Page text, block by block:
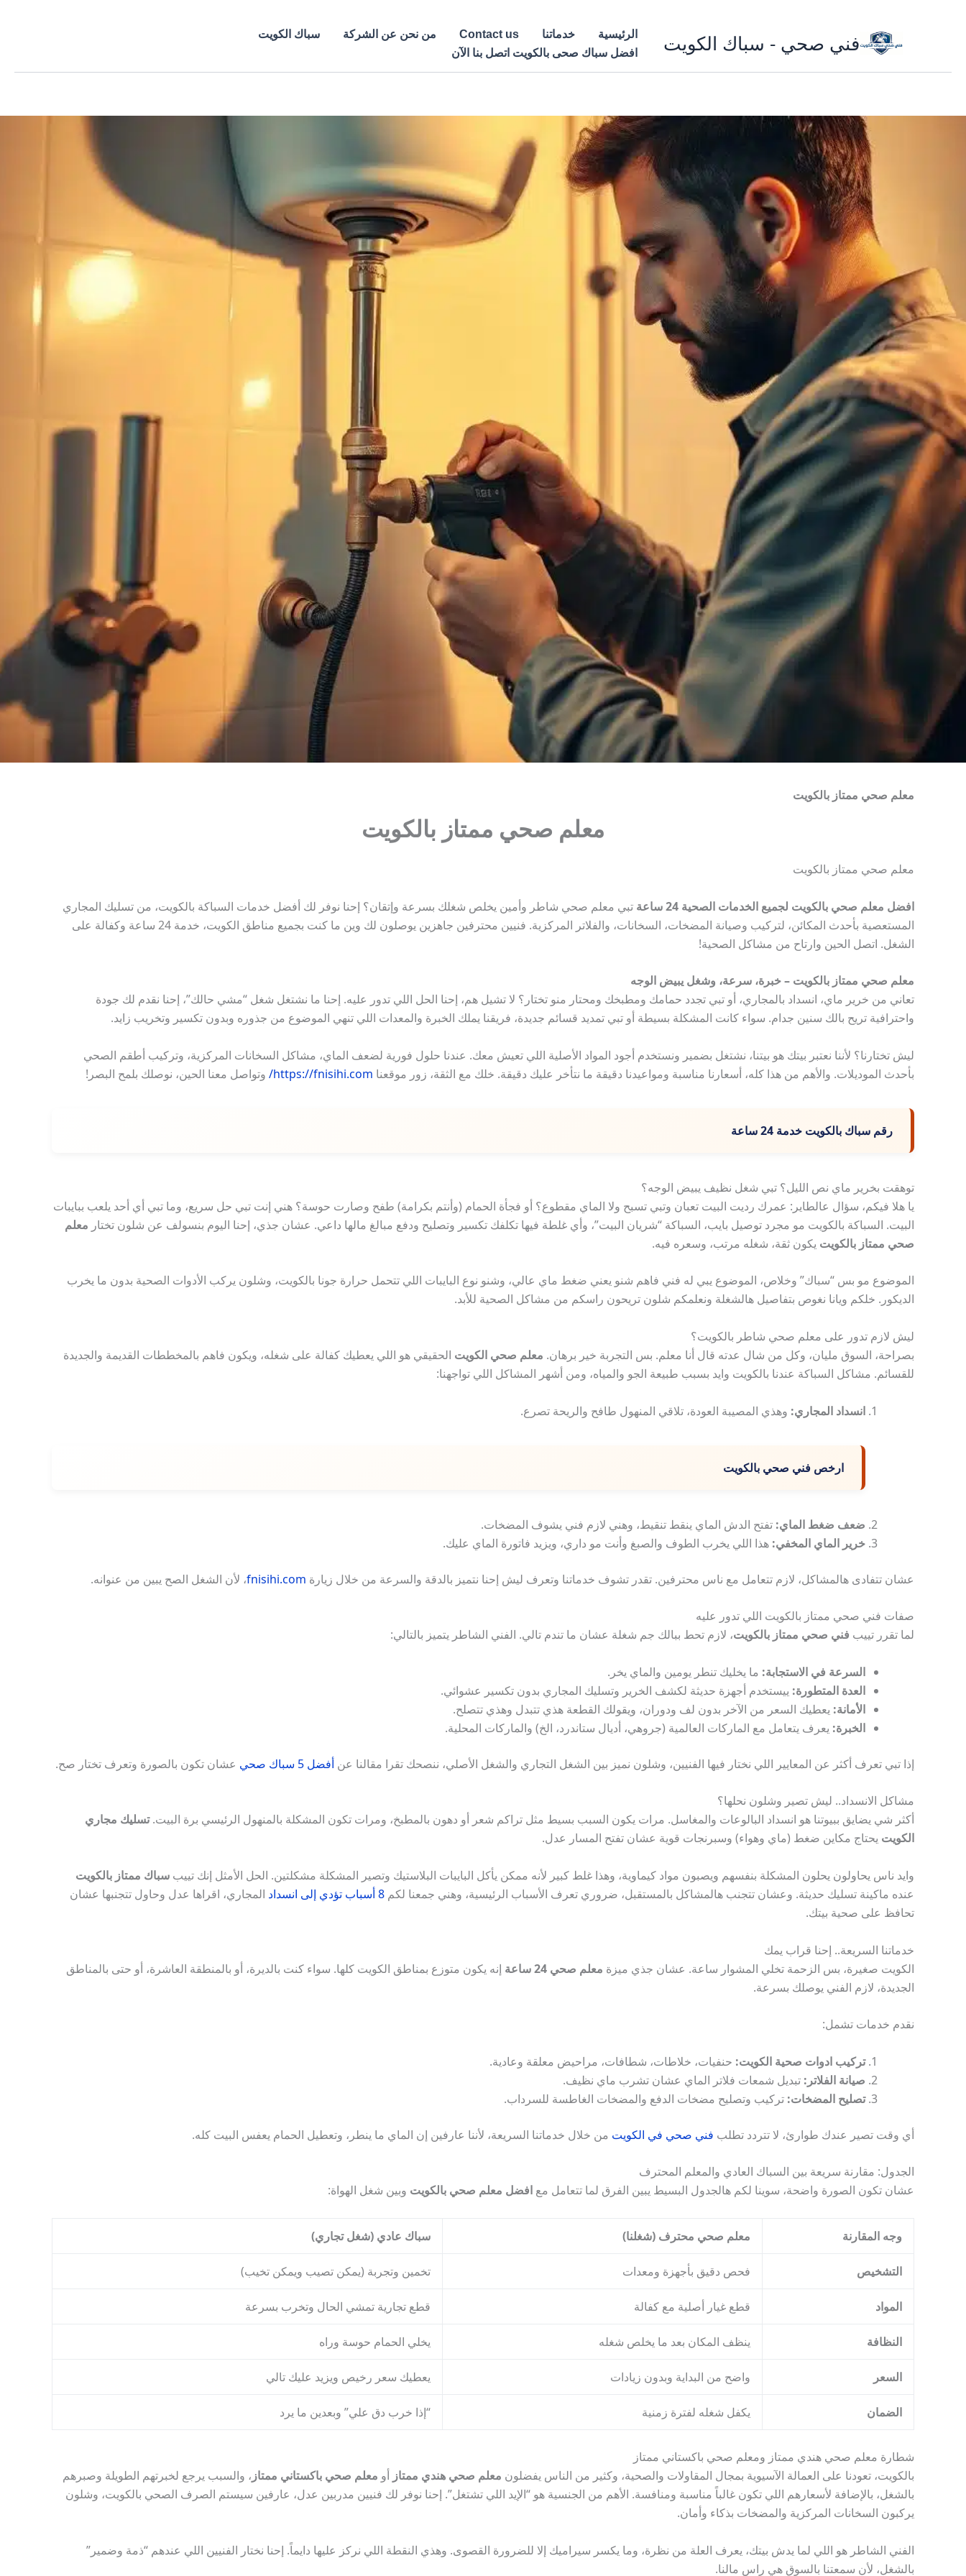
فني صحي - سباك الكويت الرئيسية خدماتنا Contact us من نحن عن الشركة
سباك الكويت
افضل سباك صحى بالكويت اتصل بنا الآن
معلم صحي ممتاز بالكويت
معلم صحي ممتاز بالكويت
معلم صحي ممتاز بالكويت
افضل معلم صحي بالكويت لجميع الخدمات الصحية 24 ساعة
تبي معلم صحي شاطر وأمين يخلص شغلك بسرعة وإتقان؟ إحنا نوفر لك أفضل خدمات السباكة بالكويت، من تسليك المجاري
المستعصية بأحدث المكائن، لتركيب وصيانة المضخات، السخانات، والفلاتر المركزية. فنيين محترفين جاهزين يوصلون لك وين ما كنت بجميع مناطق الكويت، خدمة 24 ساعة وكفالة على
الشغل. اتصل الحين وارتاح من مشاكل الصحية!
معلم صحي ممتاز بالكويت – خبرة، سرعة، وشغل يبيض الوجه
تعاني من خرير ماي، انسداد بالمجاري، أو تبي تجدد حمامك ومطبخك ومحتار منو تختار؟ لا تشيل هم، إحنا الحل اللي تدور عليه. إحنا ما نشتغل شغل “مشي حالك”، إحنا نقدم لك جودة
واحترافية تريح بالك سنين جدام. سواء كانت المشكلة بسيطة أو تبي تمديد قسائم جديدة، فريقنا يملك الخبرة والمعدات اللي تنهي الموضوع من جذوره وبدون تكسير وتخريب زايد.
ليش تختارنا؟ لأننا نعتبر بيتك هو بيتنا، نشتغل بضمير ونستخدم أجود المواد الأصلية اللي تعيش معك. عندنا حلول فورية لضعف الماي، مشاكل السخانات المركزية، وتركيب أطقم الصحي
بأحدث الموديلات. والأهم من هذا كله، أسعارنا مناسبة ومواعيدنا دقيقة ما نتأخر عليك دقيقة. خلك مع الثقة، زور موقعنا https://fnisihi.com/ وتواصل معنا الحين، نوصلك بلمح البصر!
رقم سباك بالكويت خدمة 24 ساعة
توهقت بخرير ماي نص الليل؟ تبي شغل نظيف يبيض الوجه؟
يا هلا فيكم، سؤال عالطاير: عمرك رديت البيت تعبان وتبي تسبح ولا الماي مقطوع؟ أو فجأة الحمام (وأنتم بكرامة) طفح وصارت حوسة؟ هني إنت تبي حل سريع، وما تبي أي أحد يلعب ببايبات
البيت. السباكة بالكويت مو مجرد توصيل بايب، السباكة “شريان البيت”، وأي غلطة فيها تكلفك تكسير وتصليح ودفع مبالغ مالها داعي. عشان جذي، إحنا اليوم بنسولف عن شلون تختار معلم
صحي ممتاز بالكويت يكون ثقة، شغله مرتب، وسعره فيه.
الموضوع مو بس “سباك” وخلاص، الموضوع يبي له فني فاهم شنو يعني ضغط ماي عالي، وشنو نوع البايبات اللي تتحمل حرارة جونا بالكويت، وشلون يركب الأدوات الصحية بدون ما يخرب
الديكور. خلكم ويانا نغوص بتفاصيل هالشغلة ونعلمكم شلون تريحون راسكم من مشاكل الصحية للأبد.
ليش لازم تدور على معلم صحي شاطر بالكويت؟
بصراحة، السوق مليان، وكل من شال عدته قال أنا معلم. بس التجربة خير برهان. معلم صحي الكويت الحقيقي هو اللي يعطيك كفالة على شغله، ويكون فاهم بالمخططات القديمة والجديدة
للقسائم. مشاكل السباكة عندنا بالكويت وايد بسبب طبيعة الجو والمياه، ومن أشهر المشاكل اللي تواجهنا:
انسداد المجاري: وهذي المصيبة العودة، تلاقي المنهول طافح والريحة تصرع.
ارخص فني صحي بالكويت
ضعف ضغط الماي: تفتح الدش الماي ينقط تنقيط، وهني لازم فني يشوف المضخات.
خرير الماي المخفي: هذا اللي يخرب الطوف والصبغ وأنت مو داري، ويزيد فاتورة الماي عليك.
عشان تتفادى هالمشاكل، لازم تتعامل مع ناس محترفين. تقدر تشوف خدماتنا وتعرف ليش إحنا نتميز بالدقة والسرعة من خلال زيارة fnisihi.com، لأن الشغل الصح يبين من عنوانه.
صفات فني صحي ممتاز بالكويت اللي تدور عليه
لما تقرر تييب فني صحي ممتاز بالكويت، لازم تحط ببالك جم شغلة عشان ما تندم تالي. الفني الشاطر يتميز بالتالي:
السرعة في الاستجابة: ما يخليك تنطر يومين والماي يخر.
العدة المتطورة: ييستخدم أجهزة حديثة لكشف الخرير وتسليك المجاري بدون تكسير عشوائي.
الأمانة: يعطيك السعر من الآخر بدون لف ودوران، ويقولك القطعة هذي تتبدل وهذي تتصلح.
الخبرة: يعرف يتعامل مع الماركات العالمية (جروهي، أديال ستاندرد، الخ) والماركات المحلية.
إذا تبي تعرف أكثر عن المعايير اللي نختار فيها الفنيين، وشلون نميز بين الشغل التجاري والشغل الأصلي، ننصحك تقرا مقالنا عن أفضل 5 سباك صحي عشان تكون بالصورة وتعرف تختار صح.
مشاكل الانسداد.. ليش تصير وشلون نحلها؟
أكثر شي يضايق ببيوتنا هو انسداد البالوعات والمغاسل. مرات يكون السبب بسيط مثل تراكم شعر أو دهون بالمطبخ، ومرات تكون المشكلة بالمنهول الرئيسي برة البيت.تسليك مجاري
الكويت يحتاج مكاين ضغط (ماي وهواء) وسبرنجات قوية عشان تفتح المسار عدل.
وايد ناس يحاولون يحلون المشكلة بنفسهم ويصبون مواد كيماوية، وهذا غلط كبير لأنه ممكن يأكل البايبات البلاستيك وتصير المشكلة مشكلتين. الحل الأمثل إنك تييب سباك ممتاز بالكويت
عنده ماكينة تسليك حديثة. وعشان تتجنب هالمشاكل بالمستقبل، ضروري تعرف الأسباب الرئيسية، وهني جمعنا لكم 8 أسباب تؤدي إلى انسداد
المجاري، اقراها عدل وحاول تتجنبها عشان
تحافظ على صحية بيتك.
خدماتنا السريعة.. إحنا قراب يمك
الكويت صغيرة، بس الزحمة تخلي المشوار ساعة. عشان جذي ميزة معلم صحي 24 ساعة
إنه يكون متوزع بمناطق الكويت كلها. سواء كنت بالديرة، أو بالمنطقة العاشرة، أو حتى بالمناطق
الجديدة، لازم الفني يوصلك بسرعة.
نقدم خدمات تشمل:
تركيب ادوات صحية الكويت: حنفيات، خلاطات، شطافات، مراحيض معلقة وعادية.
صيانة الفلاتر: تبديل شمعات فلاتر الماي عشان تشرب ماي نظيف.
تصليح المضخات: تركيب وتصليح مضخات الدفع والمضخات الغاطسة للسرداب.
أي وقت تصير عندك طوارئ، لا تتردد تطلب فني صحي في الكويت من خلال خدماتنا السريعة، لأننا عارفين إن الماي ما ينطر، وتعطيل الحمام يعفس البيت كله.
الجدول: مقارنة سريعة بين السباك العادي والمعلم المحترف
عشان تكون الصورة واضحة، سوينا لكم هالجدول البسيط يبين الفرق لما تتعامل مع افضل معلم صحي بالكويت وبين شغل الهواة:
وجه المقارنة معلم صحي محترف (شغلنا) سباك عادي (شغل تجاري)
التشخيص فحص دقيق بأجهزة ومعدات تخمين وتجربة (يمكن تصيب ويمكن تخيب)
المواد قطع غيار أصلية مع كفالة قطع تجارية تمشي الحال وتخرب بسرعة
النظافة ينظف المكان بعد ما يخلص شغله يخلي الحمام حوسة وراه
السعر واضح من البداية وبدون زيادات يعطيك سعر رخيص ويزيد عليك تالي
الضمان يكفل شغله لفترة زمنية “إذا خرب دق علي” وبعدين ما يرد
شطارة معلم صحي هندي ممتاز ومعلم صحي باكستاني ممتاز
بالكويت، تعودنا على العمالة الآسيوية بمجال المقاولات والصحية، وكثير من الناس يفضلون معلم صحي هندي ممتاز أو معلم صحي باكستاني ممتاز ، والسبب يرجع لخبرتهم الطويلة وصبرهم
بالشغل، بالإضافة لأسعارهم اللي تكون غالباً مناسبة ومنافسة. الأهم من الجنسية هو “الإيد اللي تشتغل”. إحنا نوفر لك فنيين مدربين عدل، عارفين سيستم الصرف الصحي بالكويت، وشلون
يركبون السخانات المركزية والمضخات بذكاء وأمان.
الفني الشاطر هو اللي لما يدش بيتك، يعرف العلة من نظرة، وما يكسر سيراميك إلا للضرورة القصوى. وهذي النقطة اللي نركز عليها دايماً. إحنا نختار الفنيين اللي عندهم “ذمة وضمير”
بالشغل، لأن سمعتنا بالسوق هي راس مالنا.